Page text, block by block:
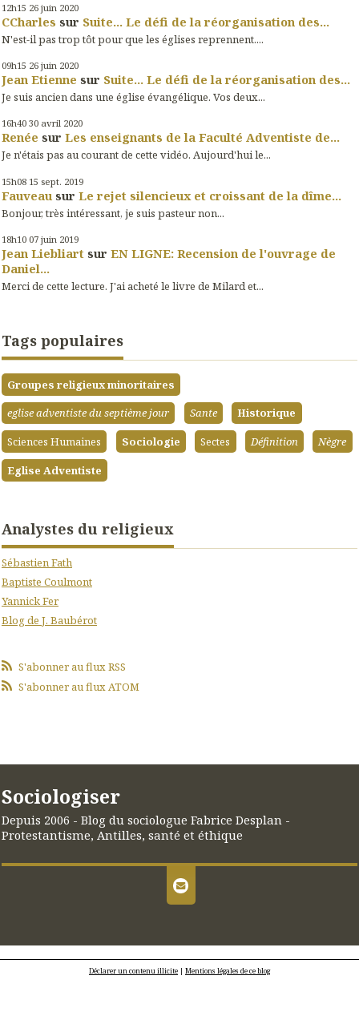
12h15 26 juin 2020
CCharles sur Suite... Le défi de la réorganisation des...
N'est-il pas trop tôt pour que les églises reprennent....
09h15 26 juin 2020
Jean Etienne sur Suite... Le défi de la réorganisation des...
Je suis ancien dans une église évangélique. Vos deux...
16h40 30 avril 2020
Renée sur Les enseignants de la Faculté Adventiste de...
Je n'étais pas au courant de cette vidéo. Aujourd'hui le...
15h08 15 sept. 2019
Fauveau sur Le rejet silencieux et croissant de la dîme...
Bonjour, très intéressant, je suis pasteur non...
18h10 07 juin 2019
Jean Liebliart sur EN LIGNE: Recension de l'ouvrage de
Daniel...
Merci de cette lecture. J'ai acheté le livre de Milard et...
Tags populaires
Groupes religieux minoritaires
eglise adventiste du septième jour
Sante
Historique
Sciences Humaines
Sociologie Sectes Définition
Nègre
Eglise Adventiste
Analystes du religieux
Sébastien Fath
Baptiste Coulmont
Yannick Fer
Blog de J. Baubérot
S'abonner au flux RSS
S'abonner au flux ATOM
Sociologiser
Depuis 2006 - Blog du sociologue Fabrice Desplan -
Protestantisme, Antilles, santé et éthique
Déclarer un contenu illicite | Mentions légales de ce blog